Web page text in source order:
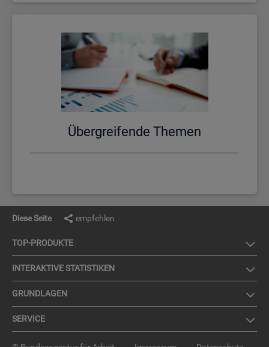
Über­grei­fen­de The­men
Diese Seite empfehlen
TOP-PRO­DUK­TE
IN­TER­AK­TI­VE STA­TIS­TI­KEN
GRUND­LA­GEN
SER­VICE